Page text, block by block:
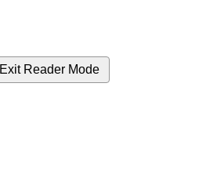
Exit Reader Mode